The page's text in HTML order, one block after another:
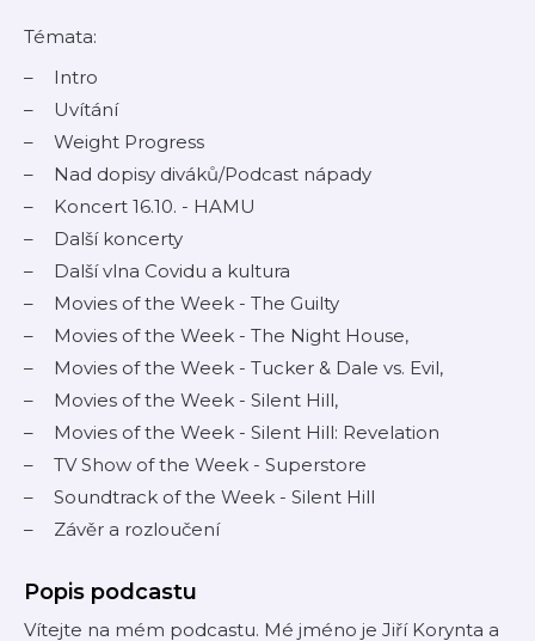
Témata:
Intro
Uvítání
Weight Progress
Nad dopisy diváků/Podcast nápady
Koncert 16.10. - HAMU
Další koncerty
Další vlna Covidu a kultura
Movies of the Week - The Guilty
Movies of the Week - The Night House,
Movies of the Week - Tucker & Dale vs. Evil,
Movies of the Week - Silent Hill,
Movies of the Week - Silent Hill: Revelation
TV Show of the Week - Superstore
Soundtrack of the Week - Silent Hill
Závěr a rozloučení
Popis podcastu
Vítejte na mém podcastu. Mé jméno je Jiří Korynta a